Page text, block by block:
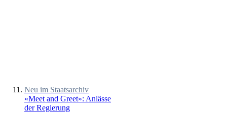
Neu im Staatsarchiv
«Meet and Greet»: Anlässe
der Regierung